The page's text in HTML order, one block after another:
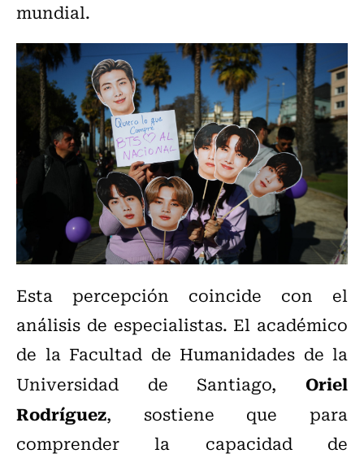
mundial.
Esta percepción coincide con el
análisis de especialistas. El académico
de la Facultad de Humanidades de la
Universidad de Santiago, Oriel
Rodríguez, sostiene que para
comprender la capacidad de